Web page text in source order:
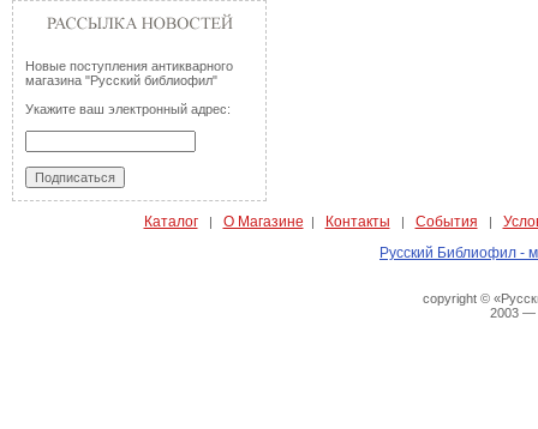
Новые поступления антикварного
магазина "Русский библиофил"
Укажите ваш электронный адрес:
Каталог| О Магазине | Контакты | События |
Русский Библиофил -
copyright ©
2003 —